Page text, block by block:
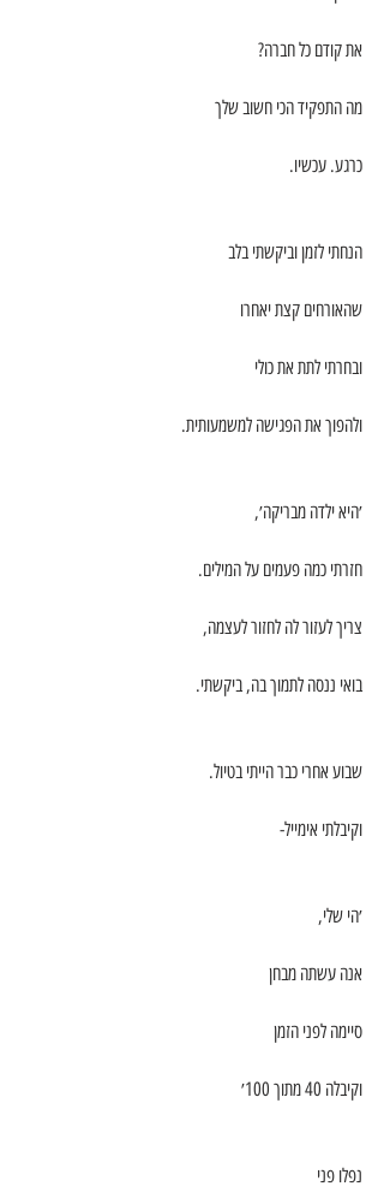
את קודם כל חברה?
מה התפקיד הכי חשוב שלך
כרגע. עכשיו.
הנחתי לזמן וביקשתי בלב
שהאורחים קצת יאחרו
ובחרתי לתת את כולי
ולהפוך את הפגישה למשמעותית.
׳היא ילדה מבריקה׳,
חזרתי כמה פעמים על המילים.
צריך לעזור לה לחזור לעצמה,
בואי ננסה לתמוך בה, ביקשתי.
שבוע אחרי כבר הייתי בטיול.
וקיבלתי אימייל-
׳הי שלי,
אנה עשתה מבחן
סיימה לפני הזמן
וקיבלה 40 מתוך 100׳
נפלו פני